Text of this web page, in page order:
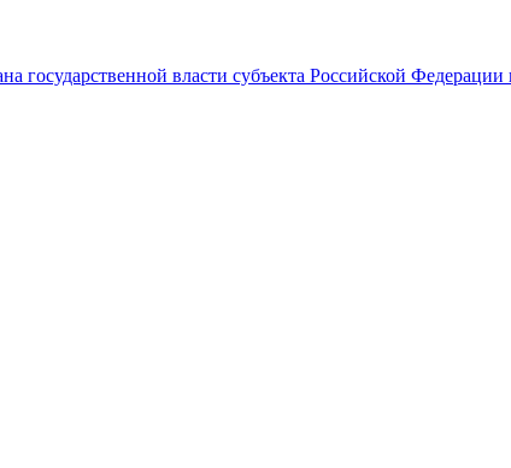
государственной власти субъекта Российской Федерации